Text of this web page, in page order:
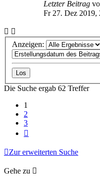
Letzter Beitrag
Fr 27. Dez 2019,
Anzeigen:
Die Suche ergab 62 Treffer
1
2
3
Zur erweiterten Suche
Gehe zu